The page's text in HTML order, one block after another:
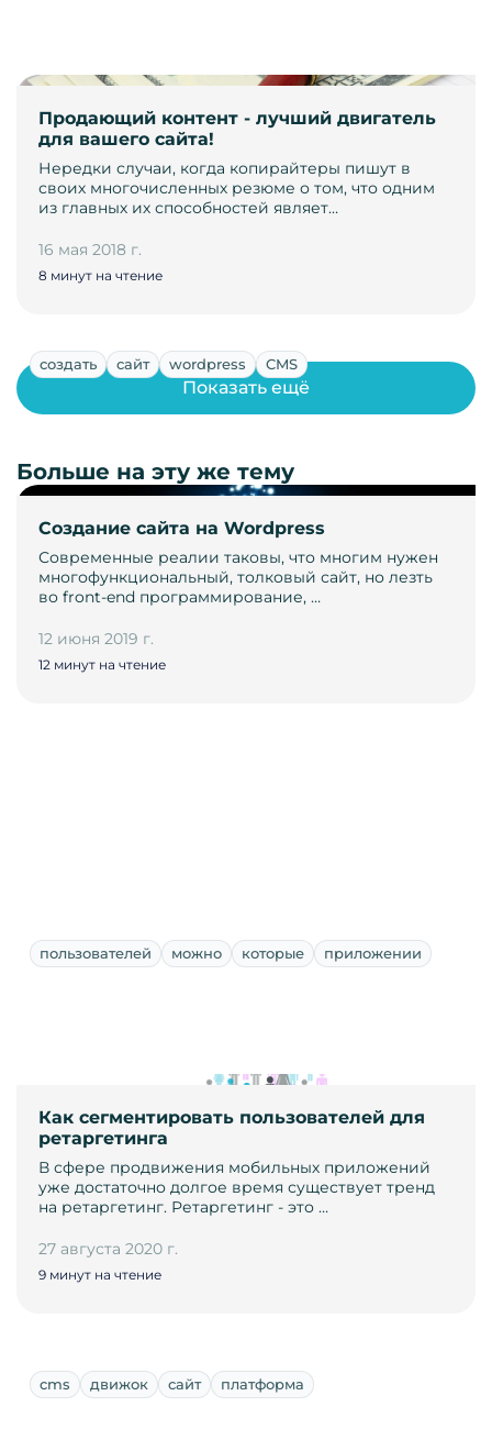
Продающий контент - лучший двигатель
для вашего сайта!
Нередки случаи, когда копирайтеры пишут в
своих многочисленных резюме о том, что одним
из главных их способностей являет…
16 мая 2018 г.
8 минут на чтение
создать сайт wordpress CMS
Cоздание сайта на Wordpress
Современные реалии таковы, что многим нужен
многофункциональный, толковый сайт, но лезть
во front-end программирование, …
12 июня 2019 г.
12 минут на чтение
Показать ещё
Больше на эту же тему
пользователей можно которые приложении
Как сегментировать пользователей для
ретаргетинга
В сфере продвижения мобильных приложений
уже достаточно долгое время существует тренд
на ретаргетинг. Ретаргетинг - это …
27 августа 2020 г.
9 минут на чтение
cms движок сайт платформа